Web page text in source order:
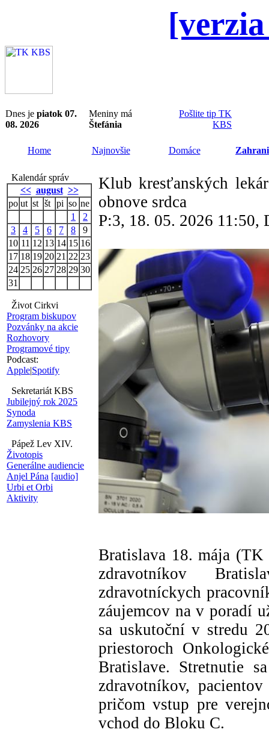
Dnes je piatok 07.
08. 2026
Meniny má
Štefánia
Pošlite tip TK
KBS
Home Najnovšie Domáce
Kalendár správ
<< august >>
po ut st št pi so ne
1
2
3
4 5 6 7 8
9
10 11 12 13 14 15 16
17 18 19 20 21 22 23
24 25 26 27 28 29 30
31
Život Cirkvi
Program biskupov
Pozvánky na akcie
Rozhovory
Programové tipy
Podcast:
Apple|Spotify
Sekretariát KBS
Jubilejný rok 2025
Synoda
Zamyslenia KBS
Pápež Lev XIV.
Životopis
Generálne audiencie
Anjel Pána [audio]
Urbi et Orbi
Aktivity
Klub kresťanských
obnove srdca
P:3, 18. 05. 2026 11:50,
Bratislava 18. mája
zdravotníkov
zdravotníckych
záujemcov na v poradí
sa uskutoční v stredu
priestoroch
Bratislave. Stretnutie
zdravotníkov,
pričom vstup pre
vchod do Bloku C.